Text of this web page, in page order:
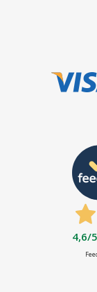
4,6/5